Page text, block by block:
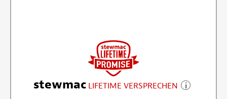
stewmac LIFETIME VERSPRECHEN